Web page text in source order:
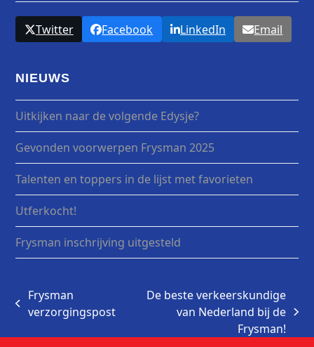
Twitter Facebook LinkedIn Email
NIEUWS
Uitkijken naar de volgende Edysje?
Gevonden voorwerpen Frysman 2025
Talenten en toppers in de lijst met favorieten
Utferkocht!
Frysman inschrijving uitgesteld
previous
Frysman
verzorgingspost
post:
De beste verkeerskundige
van Nederland bij de
Frysman!